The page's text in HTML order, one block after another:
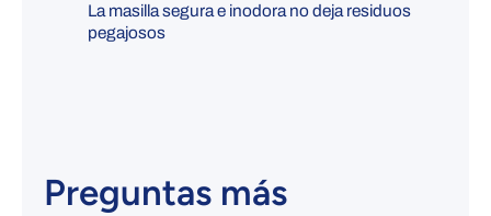
La masilla segura e inodora no deja residuos
pegajosos
Preguntas más